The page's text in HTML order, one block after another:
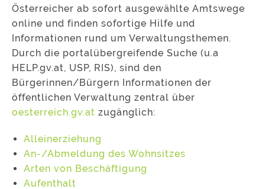
Österreicher ab sofort ausgewählte Amtswege
online und finden sofortige Hilfe und
Informationen rund um Verwaltungsthemen.
Durch die portalübergreifende Suche (u.a
HELP.gv.at, USP, RIS), sind den
Bürgerinnen/Bürgern Informationen der
öffentlichen Verwaltung zentral über
oesterreich.gv.at zugänglich:
Alleinerziehung
An-/Abmeldung des Wohnsitzes
Arten von Beschäftigung
Aufenthalt